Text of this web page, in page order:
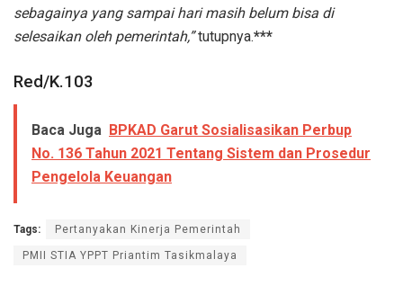
sebagainya yang sampai hari masih belum bisa di
selesaikan oleh pemerintah,”tutupnya.***
Red/K.103
Baca Juga BPKAD Garut Sosialisasikan Perbup
No. 136 Tahun 2021 Tentang Sistem dan Prosedur
Pengelola Keuangan
Tags: Pertanyakan Kinerja Pemerintah
PMII STIA YPPT Priantim Tasikmalaya